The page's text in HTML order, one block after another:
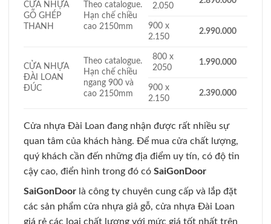
CỬA NHỰA
GỖ GHÉP
THANH
Theo catalogue.
Hạn chế chiều
cao 2150mm
2.050
900 x
2.150
2.990.000
CỬA NHỰA
ĐÀI LOAN
ĐÚC
Theo catalogue.
Hạn chế chiều
ngang 900 và
cao 2150mm
800 x
2050
1.990.000
900 x
2.150
2.390.000
Cửa nhựa Đài Loan đang nhận được rất nhiều sự
quan tâm của khách hàng. Để mua cửa chất lượng,
quý khách cần đến những địa điểm uy tín, có độ tin
cậy cao, điển hình trong đó có SaiGonDoor
SaiGonDoor là công ty chuyên cung cấp và lắp đặt
các sản phẩm cửa nhựa giả gỗ, cửa nhựa Đài Loan
giá rẻ các loại chất lượng với mức giá tốt nhất trên